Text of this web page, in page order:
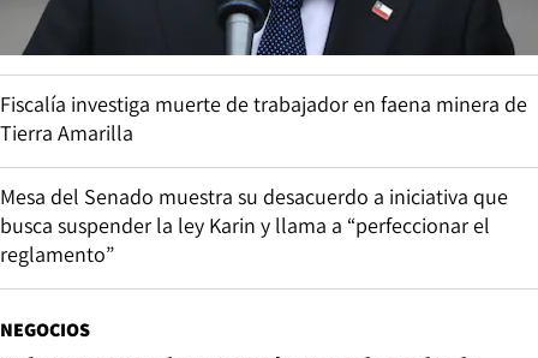
Fiscalía investiga muerte de trabajador en faena minera de
Tierra Amarilla
Mesa del Senado muestra su desacuerdo a iniciativa que
busca suspender la ley Karin y llama a “perfeccionar el
reglamento”
NEGOCIOS